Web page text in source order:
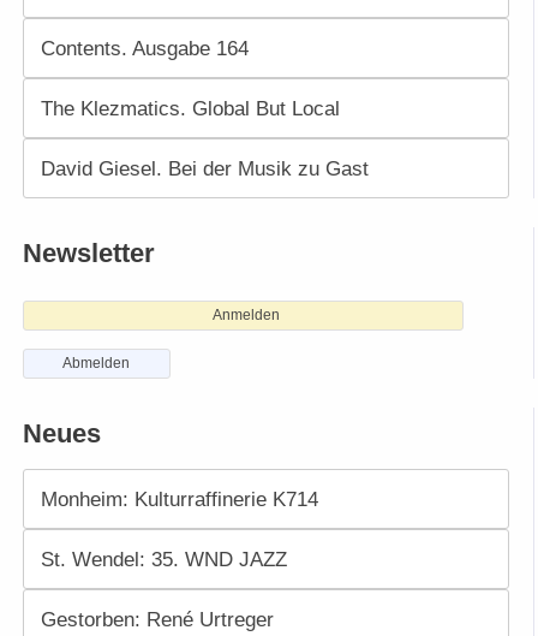
Contents. Ausgabe 164
The Klezmatics. Global But Local
David Giesel. Bei der Musik zu Gast
Newsletter
Anmelden
Abmelden
Neues
Monheim: Kulturraffinerie K714
St. Wendel: 35. WND JAZZ
Gestorben: René Urtreger